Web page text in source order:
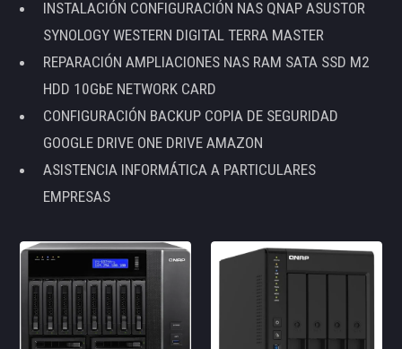
INSTALACIÓN CONFIGURACIÓN NAS QNAP ASUSTOR
SYNOLOGY WESTERN DIGITAL TERRA MASTER
REPARACIÓN AMPLIACIONES NAS RAM SATA SSD M2
HDD 10GbE NETWORK CARD
CONFIGURACIÓN BACKUP COPIA DE SEGURIDAD
GOOGLE DRIVE ONE DRIVE AMAZON
ASISTENCIA INFORMÁTICA A PARTICULARES
EMPRESAS